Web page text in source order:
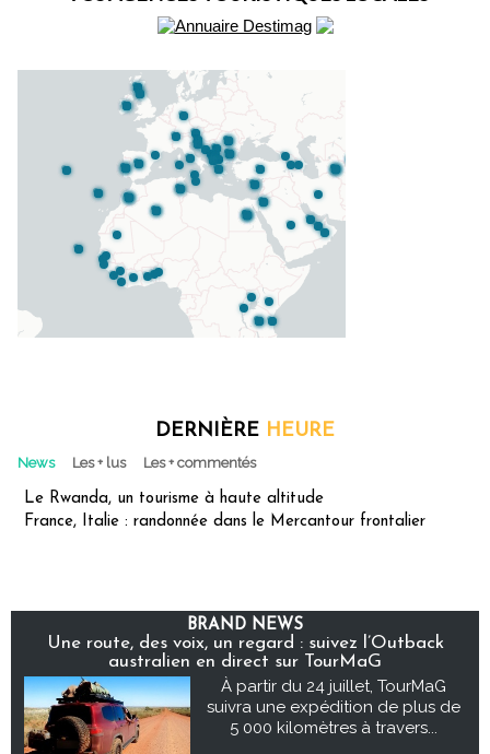
DERNIÈRE HEURE
News Les + lus Les + commentés
Le Rwanda, un tourisme à haute altitude
France, Italie : randonnée dans le Mercantour frontalier
BRAND NEWS
Une route, des voix, un regard : suivez l’Outback
australien en direct sur TourMaG
À partir du 24 juillet, TourMaG
suivra une expédition de plus de
5 000 kilomètres à travers...